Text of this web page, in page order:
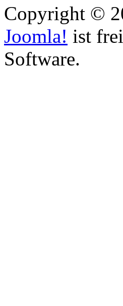
Copyright ©
Joomla! ist
Software.